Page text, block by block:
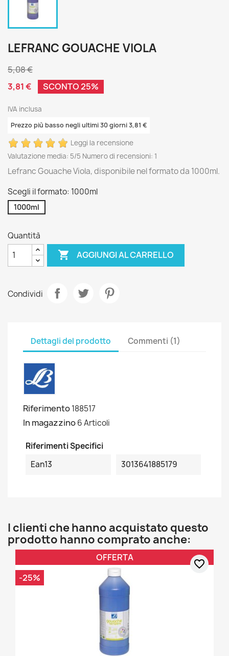
LEFRANC GOUACHE VIOLA
5,08 €
3,81 €
SCONTO 25%
IVA inclusa
Prezzo più basso negli ultimi 30 giorni 3,81 €
Leggi la recensione
Valutazione media: 5/5 Numero di recensioni: 1
Lefranc Gouache Viola, disponibile nel formato da 1000ml.
Scegli il formato: 1000ml
1000ml
Quantità
 AGGIUNGI AL CARRELLO
Condividi
Dettagli del prodotto Commenti (1)
Riferimento188517
In magazzino6 Articoli
Riferimenti Specifici
Ean13
3013641885179
I clienti che hanno acquistato questo
prodotto hanno comprato anche:
OFFERTA
-25%
favorite_border